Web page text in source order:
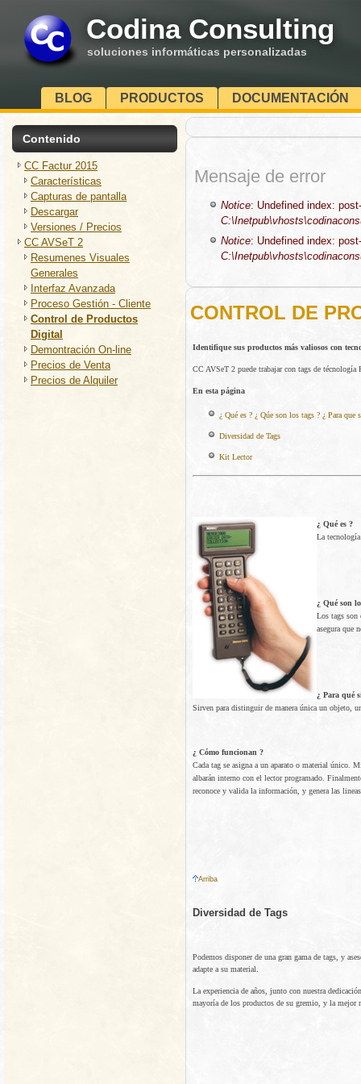
Codina Consulting
soluciones informáticas personalizadas
BLOG PRODUCTOS DOCUMENTACIÓN
Contenido
CC Factur 2015
Características
Capturas de pantalla
Descargar
Versiones / Precios
CC AVSeT 2
Resumenes Visuales
Generales
Interfaz Avanzada
Proceso Gestión - Cliente
Control de Productos
Digital
Demontración On-line
Precios de Venta
Precios de Alquiler
Mensaje de error
Notice: Undefined index:
Notice: Undefined index:
CONTROL DE
Identifique sus productos más valiosos con
CC AVSeT 2 puede trabajar con tags de técnología
En esta página
¿ Qué es ? ¿ Qúe son los tags ? ¿ Para
Diversidad de Tags
Kit Lector
¿ Qué es ?
La
¿ Qué son
Los tags son
asegura que
¿ Para qué
Sirven para distinguir de manera única un objeto,
¿ Cómo funcionan ?
Cada tag se asigna a un aparato o material único.
albarán interno con el lector programado.
reconoce y valida la información, y genera las
Arriba
Diversidad de Tags
Podemos disponer de una gran gama de tags, y
adapte a su material.
La experiencia de años, junto con nuestra
mayoría de los productos de su gremio, y la mejor